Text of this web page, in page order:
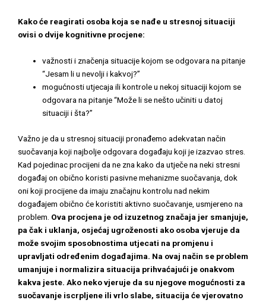
Kako će reagirati osoba koja se nađe u stresnoj situaciji
ovisi o dvije kognitivne procjene:
važnosti i značenja situacije kojom se odgovara na pitanje
“Jesam li u nevolji i kakvoj?”
mogućnosti utjecaja ili kontrole u nekoj situaciji kojom se
odgovara na pitanje “Može li se nešto učiniti u datoj
situaciji i šta?”
Važno je da u stresnoj situaciji pronađemo adekvatan način
suočavanja koji najbolje odgovara događaju koji je izazvao stres.
Kad pojedinac procijeni da ne zna kako da utječe na neki stresni
događaj on obično koristi pasivne mehanizme suočavanja, dok
oni koji procijene da imaju značajnu kontrolu nad nekim
događajem obično će koristiti aktivno suočavanje, usmjereno na
problem. Ova procjena je od izuzetnog značaja jer smanjuje,
pa čak i uklanja, osjećaj ugroženosti ako osoba vjeruje da
može svojim sposobnostima utjecati na promjenu i
upravljati određenim događajima. Na ovaj način se problem
umanjuje i normalizira situacija prihvaćajući je onakvom
kakva jeste. Ako neko vjeruje da su njegove mogućnosti za
suočavanje iscrpljene ili vrlo slabe, situacija će vjerovatno